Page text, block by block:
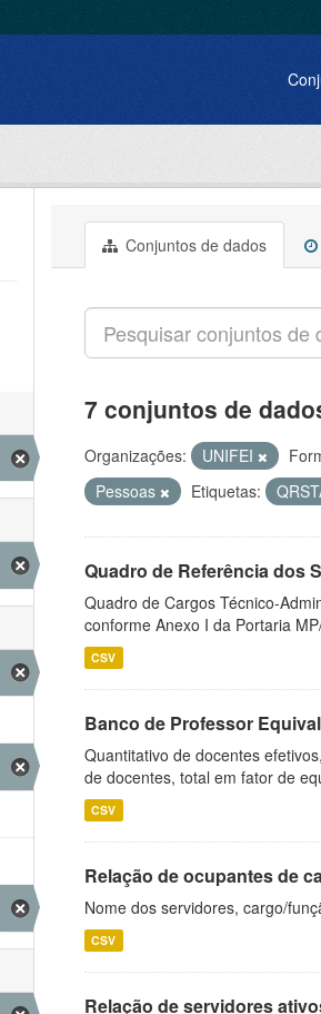
Conjuntos de dados
7 conjuntos de
Organizações: UNIFEI
Pessoas
Etiquetas:
Quadro de Referência dos
Quadro de Cargos Técnico-
conforme Anexo I da Portaria
CSV
Banco de Professor
Quantitativo de docentes
de docentes, total em fator de
CSV
Relação de ocupantes de
Nome dos servidores, cargo/
CSV
Relação de servidores